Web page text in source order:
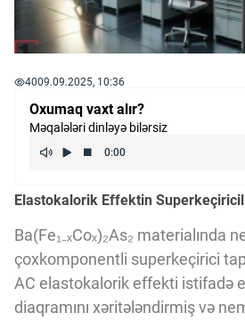
İnnovasiya və Startaplar
Robot və Cihazlar
Kriptovalyuta
ÇƏRƏZLƏR SİYASƏTİ
İSTIFADƏ ŞƏRTLƏRİ
4009.09.2025, 10:36
Oxumaq vaxt alır?
Məqalələri dinləyə bilərsiz
Elastokalorik Effektin
Ba(Fe₁₋ₓCoₓ)₂As₂ materialında
çoxkomponentli superkeçirici
AC elastokalorik effekti istifadə
diaqramını xəritələndirmiş və